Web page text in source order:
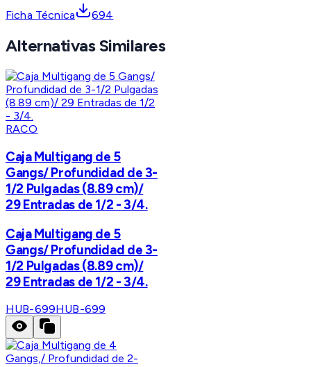
Ficha Técnica 694
Alternativas Similares
RACO
Caja Multigang de 5
Gangs/ Profundidad de 3-
1/2 Pulgadas (8.89 cm)/
29 Entradas de 1/2 - 3/4.
Caja Multigang de 5
Gangs/ Profundidad de 3-
1/2 Pulgadas (8.89 cm)/
29 Entradas de 1/2 - 3/4.
HUB-699HUB-699